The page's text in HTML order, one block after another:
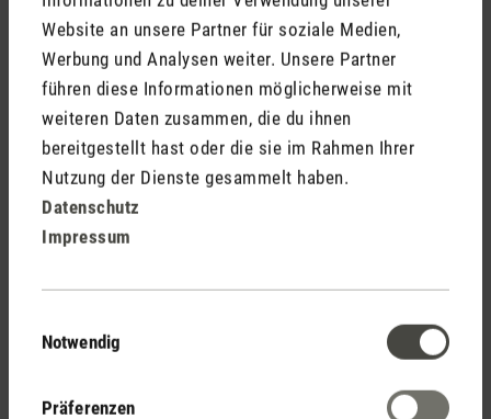
Website an unsere Partner für soziale Medien,
Werbung und Analysen weiter. Unsere Partner
führen diese Informationen möglicherweise mit
weiteren Daten zusammen, die du ihnen
bereitgestellt hast oder die sie im Rahmen Ihrer
Nutzung der Dienste gesammelt haben.
Datenschutz
Impressum
Notwendig
Präferenzen
✅ Wie kann ich schnell und kurzfristig die Luft
entfeuchten?
Stosslüften ist grundsätzlich immer wichtig und hilft
temporär auch zur Regulierung der Raumtemperatur
und -feuchtigkeit. Um richtig zu Lüften, gilt es
imSommer
imHerbst/Winter
Richtig heizen
ist in der kalten Jahreszeit das A und